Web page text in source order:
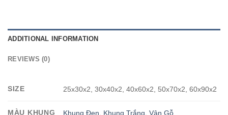
ADDITIONAL INFORMATION
REVIEWS (0)
SIZE 25x30x2, 30x40x2, 40x60x2, 50x70x2, 60x90x2
MÀU KHUNG Khung Đen, Khung Trắng,Vân Gỗ